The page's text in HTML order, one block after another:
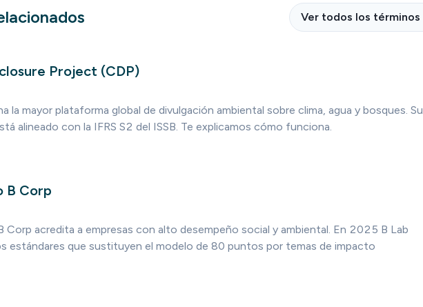
Ver todos los términos
Project (CDP)
la mayor plataforma global de divulgación ambiental sobre clima, agua y bosques. Su
alineado con la IFRS S2 del ISSB. Te explicamos cómo funciona.
B Corp
Corp acredita a empresas con alto desempeño social y ambiental. En 2025 B Lab
estándares que sustituyen el modelo de 80 puntos por temas de impacto